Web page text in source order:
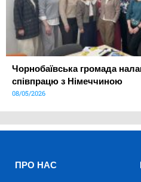
Чорнобаївська громада
співпрацю з Німеччиною
08/05/2026
ПРО НАС